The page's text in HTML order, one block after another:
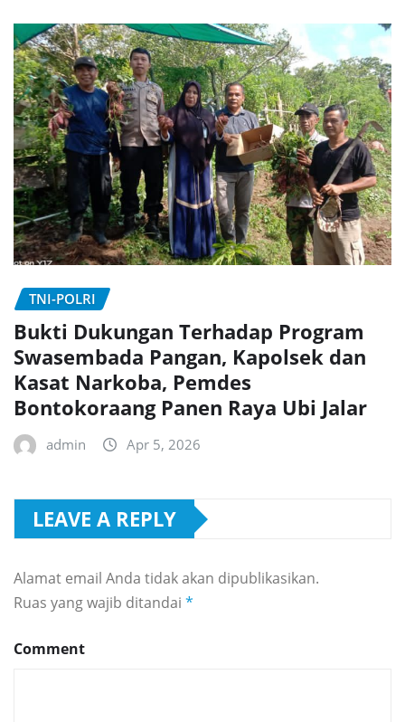
TNI-POLRI
Bukti Dukungan Terhadap Program
Swasembada Pangan, Kapolsek dan
Kasat Narkoba, Pemdes
Bontokoraang Panen Raya Ubi Jalar
admin Apr 5, 2026
LEAVE A REPLY
Alamat email Anda tidak akan dipublikasikan.
Ruas yang wajib ditandai *
Comment